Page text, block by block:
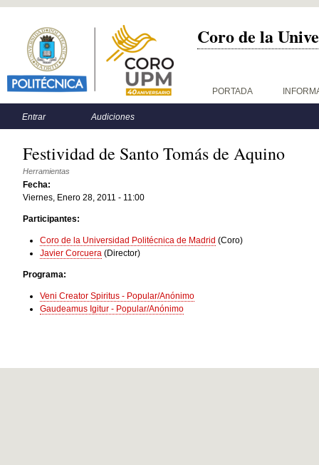
Coro de la
Menú principal PORTADA
Menú secundario
Entrar Audiciones
Festividad de Santo Tomás de Aquino
Herramientas
Fecha:
Viernes, Enero 28, 2011 - 11:00
Participantes:
Coro de la Universidad Politécnica de Madrid (Coro)
Javier Corcuera (Director)
Programa:
Veni Creator Spiritus - Popular/Anónimo
Gaudeamus Igitur - Popular/Anónimo